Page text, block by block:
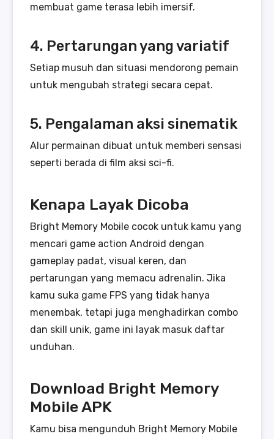
membuat game terasa lebih imersif.
4. Pertarungan yang variatif
Setiap musuh dan situasi mendorong pemain
untuk mengubah strategi secara cepat.
5. Pengalaman aksi sinematik
Alur permainan dibuat untuk memberi sensasi
seperti berada di film aksi sci-fi.
Kenapa Layak Dicoba
Bright Memory Mobile cocok untuk kamu yang
mencari game action Android dengan
gameplay padat, visual keren, dan
pertarungan yang memacu adrenalin. Jika
kamu suka game FPS yang tidak hanya
menembak, tetapi juga menghadirkan combo
dan skill unik, game ini layak masuk daftar
unduhan.
Download Bright Memory
Mobile APK
Kamu bisa mengunduh Bright Memory Mobile